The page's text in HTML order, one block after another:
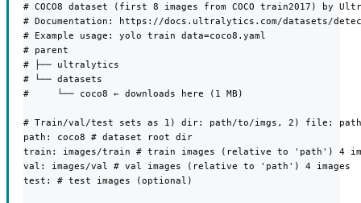
# COCO8 dataset (first 8 images from COCO train2017) by
# Documentation: https://docs.ultralytics.com/datasets/
# Example usage: yolo train data=coco8.yaml
# parent
# ├── ultralytics
# └── datasets
#     └── coco8 ← downloads here (1 MB)
# Train/val/test sets as 1) dir: path/to/imgs, 2) file:
path: coco8 # dataset root dir
train: images/train # train images (relative to 'path') 4
val: images/val # val images (relative to 'path') 4 images
test: # test images (optional)